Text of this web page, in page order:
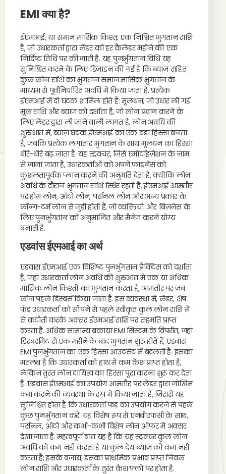
EMI क्या है?
ईएमआई, या समान मासिक किश्त, एक निश्चित भुगतान राशि
है, जो उधारकर्ता द्वारा लेंडर को हर कैलेंडर महीने की एक
निर्दिष्ट तिथि पर की जाती है. यह पुनर्भुगतान विधि यह
सुनिश्चित करने के लिए डिज़ाइन की गई है कि ब्याज़ सहित
कुल लोन राशि का भुगतान समान मासिक भुगतान के
माध्यम से पूर्वनिर्धारित अवधि में किया जाता है. प्रत्येक
ईएमआई में दो घटक शामिल होते हैं: मूलधन, जो उधार ली गई
मूल राशि और ब्याज को दर्शाता है, जो लोन प्रदान करने के
लिए लेंडर द्वारा ली जाने वाली लागत है. लोन अवधि की
शुरुआत में, ब्याज़ घटक ईएमआई का एक बड़ा हिस्सा बनता
है, जबकि प्रत्येक लगातार भुगतान के साथ मूलधन का हिस्सा
धीरे-धीरे बढ़ जाता है. यह स्ट्रक्चर, जिसे एमोर्टाइज़ेशन के नाम
से जाना जाता है, उधारकर्ताओं को अपने फाइनेंस को
कुशलतापूर्वक प्लान करने की अनुमति देता है, क्योंकि लोन
अवधि के दौरान भुगतान राशि स्थिर रहती है. ईएमआई आमतौर
पर होम लोन, ऑटो लोन, पर्सनल लोन और अन्य प्रकार के
लॉन्ग-टर्म लोन से जुड़ी होती हैं, जो व्यक्तियों और बिज़नेस के
लिए पुनर्भुगतान को अनुमानित और मैनेज करने योग्य
बनाती है.
एडवांस ईएमआई का अर्थ
एडवांस ईएमआई एक विशिष्ट पुनर्भुगतान प्रैक्टिस को दर्शाता
है, जहां उधारकर्ता लोन अवधि की शुरुआत में एक या अधिक
मासिक लोन किश्तों का भुगतान करता है, आमतौर पर जब
लोन पहले डिस्बर्स किया जाता है. इस व्यवस्था में, लेंडर, शेष
फंड उधारकर्ता को सौंपने से पहले स्वीकृत कुल लोन राशि में
से कटौती करके अक्सर ईएमआई राशि पर सहमति प्राप्त
करता है. अधिक सामान्य बकाया EMI सिस्टम के विपरीत, जहां
डिस्बर्समेंट से एक महीने के बाद भुगतान शुरू होते हैं, एडवांस
EMI पुनर्भुगतान का एक हिस्सा आउटसेट में बदलती है. इसका
मतलब है कि उधारकर्ता को हाथ में कम कैश प्राप्त होता है,
लेकिन तुरंत लोन दायित्व का हिस्सा पूरा करना शुरू कर देता
है. एडवांस ईएमआई का उपयोग आमतौर पर लेंडर द्वारा जोखिम
कम करने की व्यवस्था के रूप में किया जाता है, जिससे यह
सुनिश्चित होता है कि उधारकर्ता फंड का उपयोग करने से पहले
कुछ पुनर्भुगतान करें. यह विशेष रूप से एनबीएफसी के साथ,
पर्सनल, ऑटो और कभी-कभी विशेष लोन ऑफर में अक्सर
देखा जाता है. महत्वपूर्ण बात यह है कि यह स्ट्रक्चर कुल लोन
अवधि को कम नहीं करता है या कुल देय ब्याज़ को कम नहीं
करता है; इसके बजाय, इसका प्राथमिक प्रभाव प्राप्त निवल
लोन राशि और उधारकर्ता के तुरंत कैश फ्लो पर होता है.